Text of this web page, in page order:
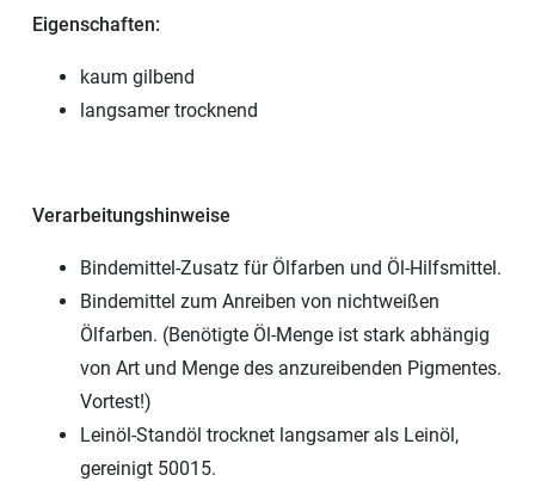
Eigenschaften:
kaum gilbend
langsamer trocknend
Verarbeitungshinweise
Bindemittel-Zusatz für Ölfarben und Öl-Hilfsmittel.
Bindemittel zum Anreiben von nichtweißen
Ölfarben. (Benötigte Öl-Menge ist stark abhängig
von Art und Menge des anzureibenden Pigmentes.
Vortest!)
Leinöl-Standöl trocknet langsamer als Leinöl,
gereinigt 50015.